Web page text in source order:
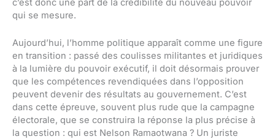
c’est donc une part de la crédibilité du nouveau pouvoir
qui se mesure.
Aujourd’hui, l’homme politique apparaît comme une figure
en transition : passé des coulisses militantes et juridiques
à la lumière du pouvoir exécutif, il doit désormais prouver
que les compétences revendiquées dans l’opposition
peuvent devenir des résultats au gouvernement. C’est
dans cette épreuve, souvent plus rude que la campagne
électorale, que se construira la réponse la plus précise à
la question : qui est Nelson Ramaotwana ? Un juriste